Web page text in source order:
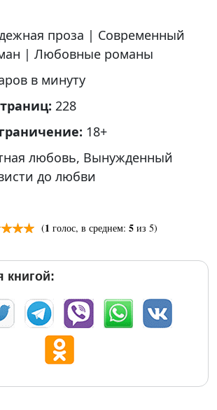
проза | Современный
| Любовные романы
в минуту
228
18+
любовь, Вынужденный
до любви
(1 голос, в среднем: 5 из 5)
книгой: